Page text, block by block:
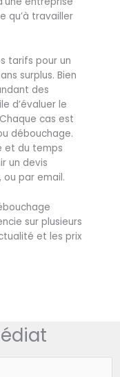
qu’à travailler
tarifs pour un
surplus. Bien
des
d’évaluer le
cas est
débouchage.
et du temps
un devis
par email.
sur plusieurs
et les prix